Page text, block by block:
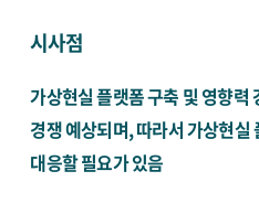
시사점
가상현실 플랫폼 구축 및 영향력
경쟁 예상되며, 따라서 가상현
대응할 필요가 있음